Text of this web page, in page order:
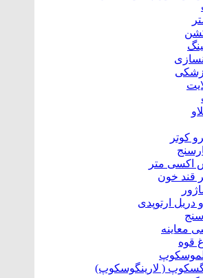
کوتر
اکسی متر
قند خون
و‌ دریل ارتوپدی
معاینه
قوه
( لارینگوسکوپ)